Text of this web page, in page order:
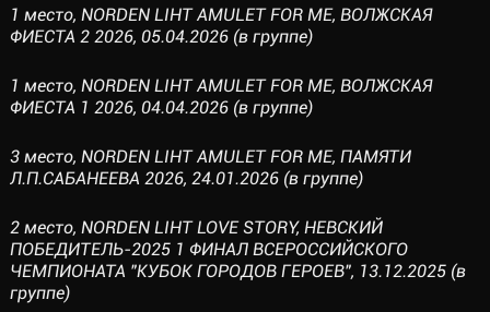
1 место, NORDEN LIHT AMULET FOR ME, ВОЛЖСКАЯ
ФИЕСТА 2 2026, 05.04.2026 (в группе)
1 место, NORDEN LIHT AMULET FOR ME, ВОЛЖСКАЯ
ФИЕСТА 1 2026, 04.04.2026 (в группе)
3 место, NORDEN LIHT AMULET FOR ME, ПАМЯТИ
Л.П.САБАНЕЕВА 2026, 24.01.2026 (в группе)
2 место, NORDEN LIHT LOVE STORY, НЕВСКИЙ
ПОБЕДИТЕЛЬ-2025 1 ФИНАЛ ВСЕРОССИЙСКОГО
ЧЕМПИОНАТА "КУБОК ГОРОДОВ ГЕРОЕВ", 13.12.2025 (в
группе)